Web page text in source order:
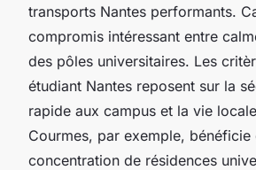
transports Nantes performants.
compromis intéressant entre
des pôles universitaires. Les
étudiant Nantes reposent sur la
rapide aux campus et la vie
Courmes, par exemple, bénéficie
concentration de résidences